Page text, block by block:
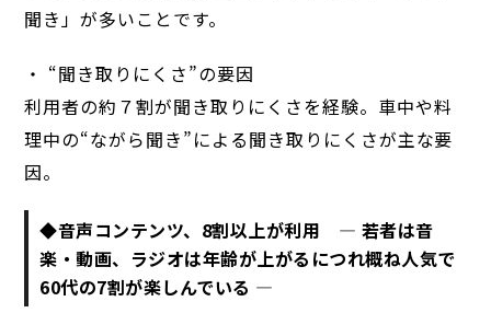
聞き」が多いことです。
・ “聞き取りにくさ”の要因
利用者の約７割が聞き取りにくさを経験。車中や料
理中の“ながら聞き”による聞き取りにくさが主な要
因。
◆音声コンテンツ、8割以上が利用 ― 若者は音
楽・動画、ラジオは年齢が上がるにつれ概ね人気で
60代の7割が楽しんでいる ―